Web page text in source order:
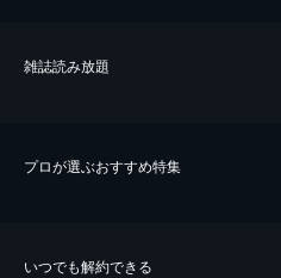
雑誌読み放題
プロが選ぶおすすめ特集
いつでも解約できる